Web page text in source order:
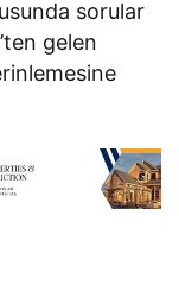
sorular
gelen